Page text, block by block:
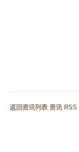
返回资讯列表 资讯 RSS